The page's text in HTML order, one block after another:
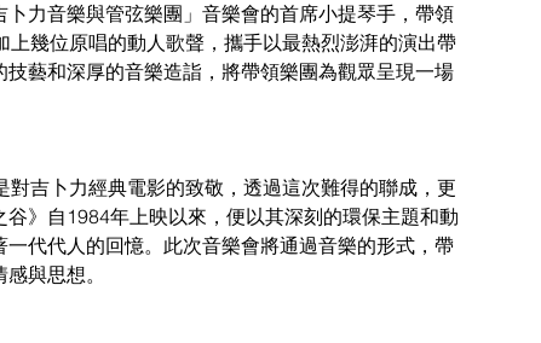
力音樂與管弦樂團」音樂會的首席小提琴手，帶領
幾位原唱的動人歌聲，攜手以最熱烈澎湃的演出帶
藝和深厚的音樂造詣，將帶領樂團為觀眾呈現一場
吉卜力經典電影的致敬，透過這次難得的聯成，更
》自1984年上映以來，便以其深刻的環保主題和動
代代人的回憶。此次音樂會將通過音樂的形式，帶
與思想。